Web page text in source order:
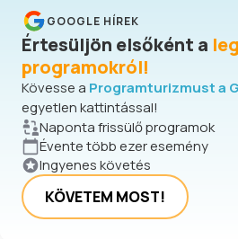
GOOGLE HÍREK
Értesüljön elsőként a
programokról!
Kövesse a Programturizmust a
egyetlen kattintással!
Naponta frissülő programok
Évente több ezer esemény
Ingyenes követés
KÖVETEM MOST!